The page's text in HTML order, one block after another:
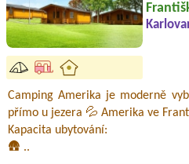
Camping Amerika je moderně
přímo u jezera 💦 Amerika ve
Kapacita ubytování:
🛖 ..